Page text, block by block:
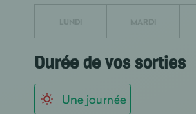
LUNDI MARDI
Durée de vos sorties
Une journée